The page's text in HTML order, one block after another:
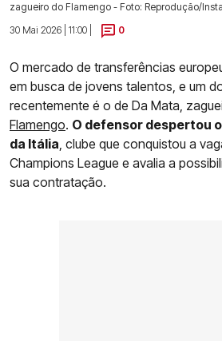
zagueiro do Flamengo - Foto: Reprodução/
30 Mai 2026 | 11:00 |
0
O mercado de transferências
em busca de jovens talentos, e um
recentemente é o de Da Mata,
Flamengo. O defensor despertou
da Itália , clube que conquistou a
Champions League e avalia a
sua contratação.